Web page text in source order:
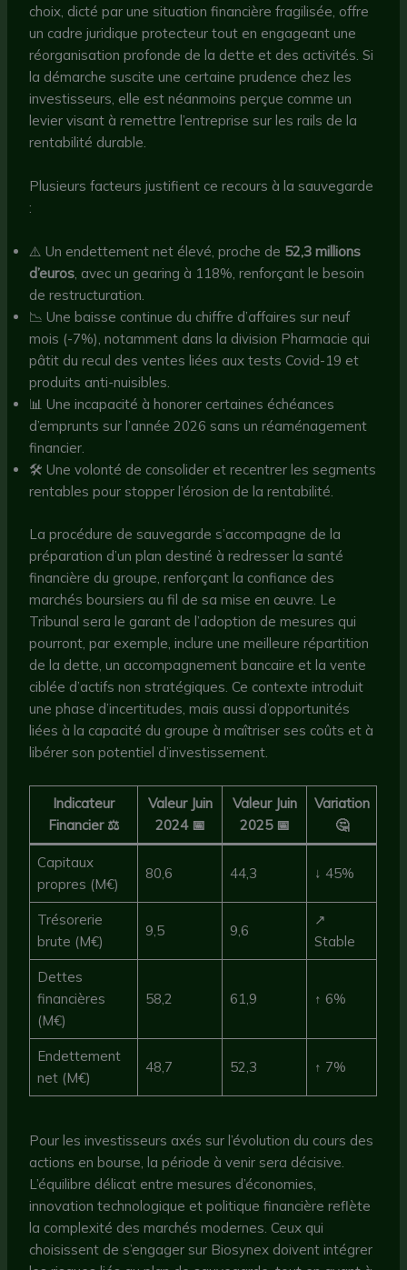
choix, dicté par une situation financière fragilisée, offre
un cadre juridique protecteur tout en engageant une
réorganisation profonde de la dette et des activités. Si
la démarche suscite une certaine prudence chez les
investisseurs, elle est néanmoins perçue comme un
levier visant à remettre l’entreprise sur les rails de la
rentabilité durable.
Plusieurs facteurs justifient ce recours à la sauvegarde
:
⚠️ Un endettement net élevé, proche de 52,3 millions
d’euros, avec un gearing à 118%, renforçant le besoin
de restructuration.
📉 Une baisse continue du chiffre d’affaires sur neuf
mois (-7%), notamment dans la division Pharmacie qui
pâtit du recul des ventes liées aux tests Covid-19 et
produits anti-nuisibles.
📊 Une incapacité à honorer certaines échéances
d’emprunts sur l’année 2026 sans un réaménagement
financier.
🛠️ Une volonté de consolider et recentrer les segments
rentables pour stopper l’érosion de la rentabilité.
La procédure de sauvegarde s’accompagne de la
préparation d’un plan destiné à redresser la santé
financière du groupe, renforçant la confiance des
marchés boursiers au fil de sa mise en œuvre. Le
Tribunal sera le garant de l’adoption de mesures qui
pourront, par exemple, inclure une meilleure répartition
de la dette, un accompagnement bancaire et la vente
ciblée d’actifs non stratégiques. Ce contexte introduit
une phase d’incertitudes, mais aussi d’opportunités
liées à la capacité du groupe à maîtriser ses coûts et à
libérer son potentiel d’investissement.
Indicateur
Financier ⚖️
Valeur Juin
2024 📅
Valeur Juin
2025 📅
Variation
🤔
Capitaux
propres (M€)
80,6 44,3 ↓ 45%
Trésorerie
brute (M€)
9,5 9,6
↗
Stable
Dettes
financières
(M€)
58,2 61,9 ↑ 6%
Endettement
net (M€)
48,7 52,3 ↑ 7%
Pour les investisseurs axés sur l’évolution du cours des
actions en bourse, la période à venir sera décisive.
L’équilibre délicat entre mesures d’économies,
innovation technologique et politique financière reflète
la complexité des marchés modernes. Ceux qui
choisissent de s’engager sur Biosynex doivent intégrer